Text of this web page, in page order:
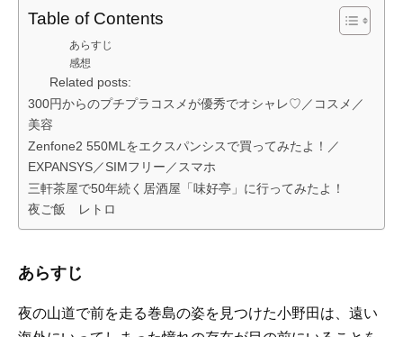
Table of Contents
あらすじ
感想
Related posts:
300円からのプチプラコスメが優秀でオシャレ♡／コスメ／
美容
Zenfone2 550MLをエクスパンシスで買ってみたよ！／
EXPANSYS／SIMフリー／スマホ
三軒茶屋で50年続く居酒屋「味好亭」に行ってみたよ！
夜ご飯 レトロ
あらすじ
夜の山道で前を走る巻島の姿を見つけた小野田は、遠い